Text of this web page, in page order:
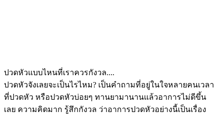
ปวดหัวแบบไหนที่เราควรกังวล....
ปวดหัวจังเลยจะเป็นไรไหม? เป็นคำถามที่อยู่ในใจหลายคนเวลา
ที่ปวดหัว หรือปวดหัวบ่อยๆ ทานยามานานแล้วอาการไม่ดีขึ้น
เลย ความคิดมาก รู้สึกกังวล ว่าอาการปวดหัวอย่างนี้เป็นเรื่อง